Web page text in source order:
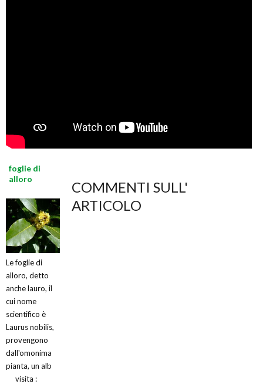
foglie di
alloro
Le foglie di
alloro, detto
anche lauro, il
cui nome
scientifico è
Laurus nobilis,
provengono
dall'omonima
pianta, un alb
visita :
COMMENTI SULL'
ARTICOLO